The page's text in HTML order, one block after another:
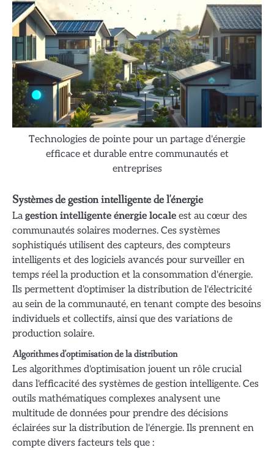
Technologies de pointe pour un partage d'énergie
efficace et durable entre communautés et
entreprises
Systèmes de gestion intelligente de l'énergie
Lagestion intelligente énergie locale est au cœur des
communautés solaires modernes. Ces systèmes
sophistiqués utilisent des capteurs, des compteurs
intelligents et des logiciels avancés pour surveiller en
temps réel la production et la consommation d'énergie.
Ils permettent d'optimiser la distribution de l'électricité
au sein de la communauté, en tenant compte des besoins
individuels et collectifs, ainsi que des variations de
production solaire.
Algorithmes d'optimisation de la distribution
Les algorithmes d'optimisation jouent un rôle crucial
dans l'efficacité des systèmes de gestion intelligente. Ces
outils mathématiques complexes analysent une
multitude de données pour prendre des décisions
éclairées sur la distribution de l'énergie. Ils prennent en
compte divers facteurs tels que :